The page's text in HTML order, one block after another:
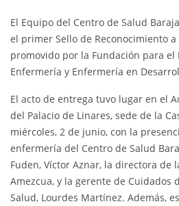
El Equipo del Centro de Salud
el primer Sello de Reconocimiento a
promovido por la Fundación para el
Enfermería y Enfermería en
El acto de entrega tuvo lugar en el
del Palacio de Linares, sede de la
miércoles, 2 de junio, con la
enfermería del Centro de Salud
Fuden, Víctor Aznar, la directora de
Amezcua, y la gerente de Cuidados
Salud, Lourdes Martínez. Además,